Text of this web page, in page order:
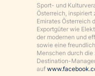
Sport- und
Österreich, inspiriert
Emirates Österreich
Exportgüter wie
der modernen und
sowie eine
Menschen durch die
Destination-
auf